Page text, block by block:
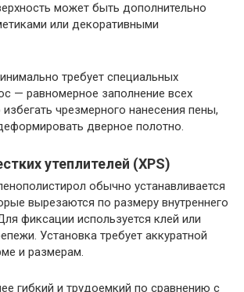
может быть дополнительно
или декоративными
требует специальных
— равномерное заполнение всех
чрезмерного нанесения пены,
дверное полотно.
утеплителей (XPS)
обычно устанавливается
вырезаются по размеру внутреннего
фиксации используется клей или
Установка требует аккуратной
и размерам.
гибкий и трудоемкий по сравнению с